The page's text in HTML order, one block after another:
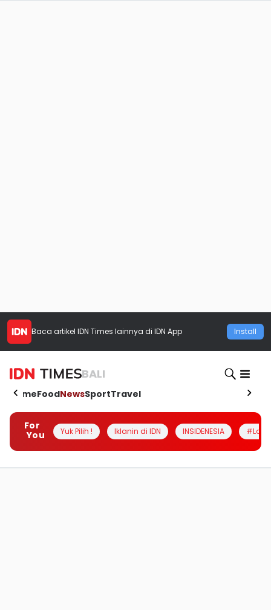
Baca artikel IDN Times lainnya di IDN App Install
BALI
HomeFoodNewsSportTravel
For
You
Yuk Pilih ! Iklanin di IDN INSIDENESIA